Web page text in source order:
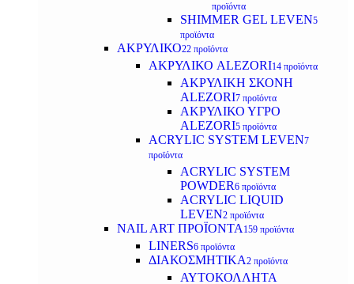
προϊόντα
SHIMMER GEL LEVEN5
προϊόντα
ΑΚΡΥΛΙΚΟ22 προϊόντα
ΑΚΡΥΛΙΚΟ ALEZORI14 προϊόντα
ΑΚΡΥΛΙΚΗ ΣΚΟΝΗ
ALEZORI7 προϊόντα
ΑΚΡΥΛΙΚΟ ΥΓΡΟ
ALEZORI5 προϊόντα
ACRYLIC SYSTEM LEVEN7
προϊόντα
ACRYLIC SYSTEM
POWDER6 προϊόντα
ACRYLIC LIQUID
LEVEN2 προϊόντα
NAIL ART ΠΡΟΪΟΝΤΑ 159 προϊόντα
LINERS6 προϊόντα
ΔΙΑΚΟΣΜΗΤΙΚΑ2 προϊόντα
ΑΥΤΟΚΟΛΛΗΤΑ